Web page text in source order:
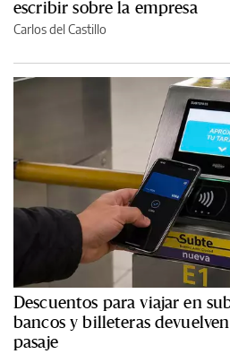
escribir sobre la empresa
Carlos del Castillo
Descuentos para viajar en
bancos y billeteras
pasaje